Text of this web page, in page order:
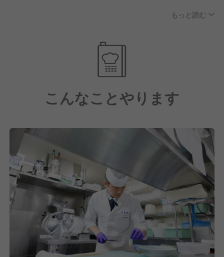
お料理でお迎えしております。
もっと読む
こんなことやります